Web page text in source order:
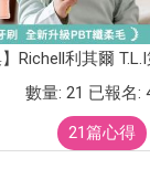
】Richell利其爾
數量: 21 已報名:
21篇心得